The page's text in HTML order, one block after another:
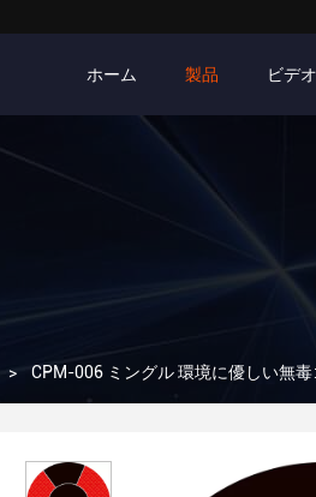
ホーム 製品 ビデオ
> CPM-006 ミングル 環境に優しい無